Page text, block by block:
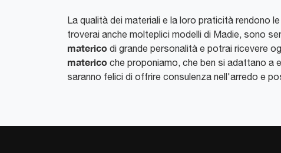
La qualità dei materiali e la loro praticità rendono
troverai anche molteplici modelli di Madie, sono
materico di grande personalità e potrai ricevere
materico che proponiamo, che ben si adattano a
saranno felici di offrire consulenza nell'arredo e